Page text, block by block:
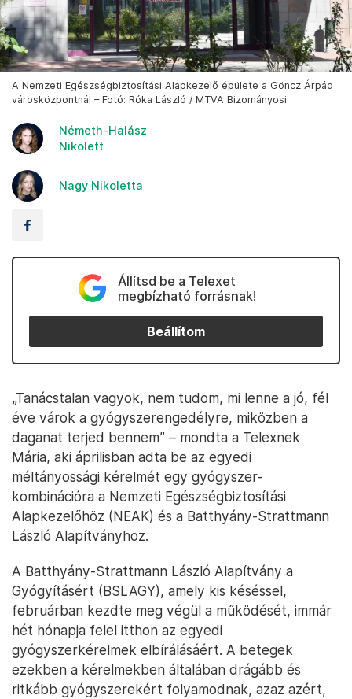
A Nemzeti Egészségbiztosítási Alapkezelő épülete a Göncz Árpád
városközpontnál – Fotó: Róka László / MTVA Bizományosi
Németh-Halász
Nikolett
Nagy Nikoletta
Állítsd be a Telexet
megbízható forrásnak!
Beállítom
„Tanácstalan vagyok, nem tudom, mi lenne a jó, fél
éve várok a gyógyszerengedélyre, miközben a
daganat terjed bennem” – mondta a Telexnek
Mária, aki áprilisban adta be az egyedi
méltányossági kérelmét egy gyógyszer-
kombinációra a Nemzeti Egészségbiztosítási
Alapkezelőhöz (NEAK) és a Batthyány-Strattmann
László Alapítványhoz.
A Batthyány-Strattmann László Alapítvány a
Gyógyításért (BSLAGY), amely kis késéssel,
februárban kezdte meg végül a működését, immár
hét hónapja felel itthon az egyedi
gyógyszerkérelmek elbírálásáért. A betegek
ezekben a kérelmekben általában drágább és
ritkább gyógyszerekért folyamodnak, azaz azért,